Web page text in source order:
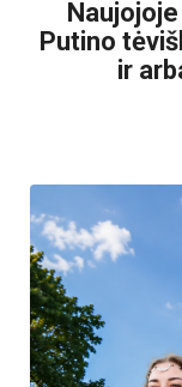
Putino
ir